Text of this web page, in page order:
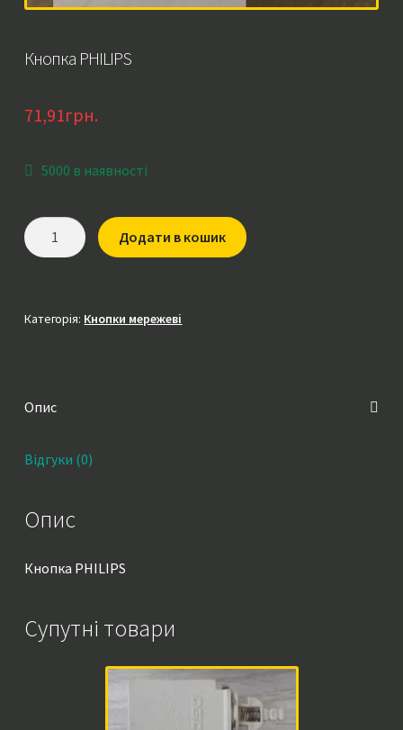
Кнопка PHILIPS
71,91грн.
5000 в наявності
Кнопка
PHILIPS
Додати в кошик
Категорія: Кнопки мережеві
Опис
Відгуки (0)
Опис
Кнопка PHILIPS
Супутні товари